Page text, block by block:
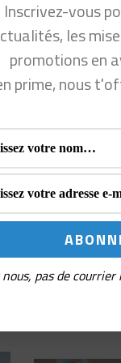
Inscrivez-vous
les
promotions en
prime, nous
pas de